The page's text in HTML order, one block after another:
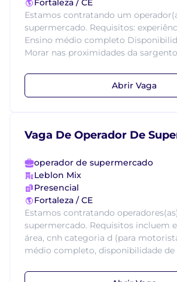
Fortaleza / CE
Estamos contratando um
supermercado. Requisitos:
Ensino médio completo
Morar nas proximidades da
Abrir Vaga
Vaga De Operador De
operador de supermercado
Leblon Mix
Presencial
Fortaleza / CE
Estamos contratando
supermercado. Requisitos incluem
área, cnh categoria d (para
médio completo, disponibilidade de